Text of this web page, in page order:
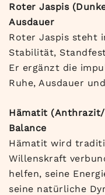
Roter Jaspis
Ausdauer
Roter Jaspis steht
Stabilität,
Er ergänzt die
Ruhe, Ausdauer
Hämatit
Balance
Hämatit wird
Willenskraft
helfen, seine
seine natürliche